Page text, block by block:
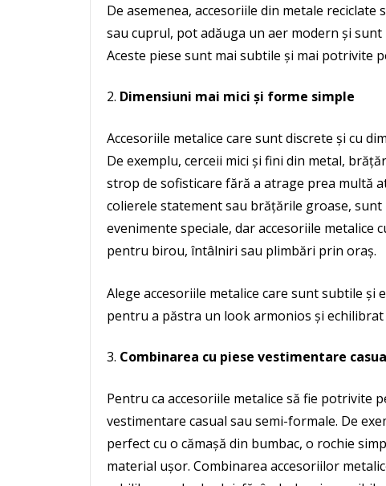
De asemenea, accesoriile din metale
sau cuprul, pot adăuga un aer modern și
Aceste piese sunt mai subtile și mai potrivite
Dimensiuni mai mici și forme simple
Accesoriile metalice care sunt discrete și cu
De exemplu, cerceii mici și fini din metal,
strop de sofisticare fără a atrage prea multă
colierele statement sau brățările groase,
evenimente speciale, dar accesoriile
pentru birou, întâlniri sau plimbări prin oraș.
Alege accesoriile metalice care sunt subtile
pentru a păstra un look armonios și
Combinarea cu piese vestimentare
Pentru ca accesoriile metalice să fie potrivite
vestimentare casual sau semi-formale. De
perfect cu o cămașă din bumbac, o rochie
material ușor. Combinarea accesoriilor